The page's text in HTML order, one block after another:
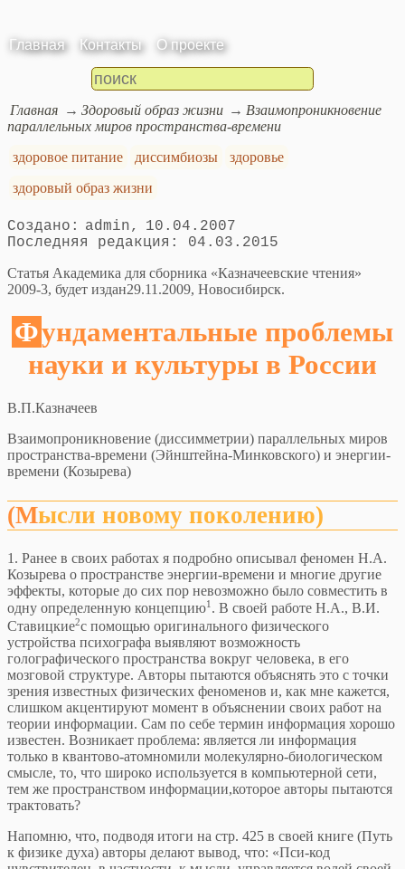
Главная Контакты О проекте
Главная Здоровый образ жизни
Взаимопроникновение
параллельных миров пространства-времени
здоровое питание
диссимбиозы
здоровье
здоровый образ жизни
admin
10.04.2007
04.03.2015
Статья Академика для сборника «Казначеевские чтения»
2009-3, будет издан29.11.2009, Новосибирск.
Фундаментальные проблемы
науки и культуры в России
В.П.Казначеев
Взаимопроникновение (диссимметрии) параллельных миров
пространства-времени (Эйнштейна-Минковского) и энергии-
времени (Козырева)
(Мысли новому поколению)
1. Ранее в своих работах я подробно описывал феномен Н.А.
Козырева о пространстве энергии-времени и многие другие
эффекты, которые до сих пор невозможно было совместить в
одну определенную концепцию1. В своей работе Н.А., В.И.
Ставицкие2с помощью оригинального физического
устройства психографа выявляют возможность
голографического пространства вокруг человека, в его
мозговой структуре. Авторы пытаются объяснять это с точки
зрения известных физических феноменов и, как мне кажется,
слишком акцентируют момент в объяснении своих работ на
теории информации. Сам по себе термин информация хорошо
известен. Возникает проблема: является ли информация
только в квантово-атомномили молекулярно-биологическом
смысле, то, что широко используется в компьютерной сети,
тем же пространством информации,которое авторы пытаются
трактовать?
Напомню, что, подводя итоги на стр. 425 в своей книге (Путь
к физике духа) авторы делают вывод, что: «Пси-код